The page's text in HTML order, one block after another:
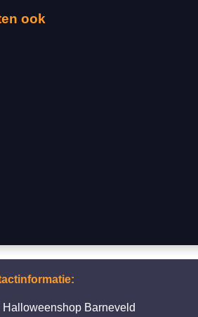
ook
Halloweenshop Barneveld